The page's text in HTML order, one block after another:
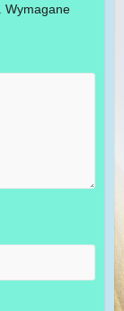
Wymagane